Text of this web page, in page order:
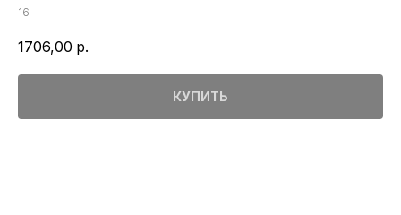
16
1706,00 р.
КУПИТЬ